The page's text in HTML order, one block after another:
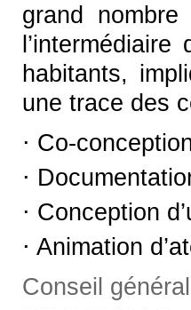
grand
habitants,
une trace des
⋅ Co-
⋅
⋅ Conception
⋅ Animation
Conseil